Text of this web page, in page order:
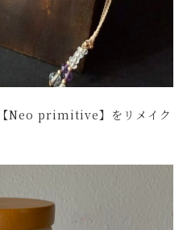
【Neo primitive】をリメイク